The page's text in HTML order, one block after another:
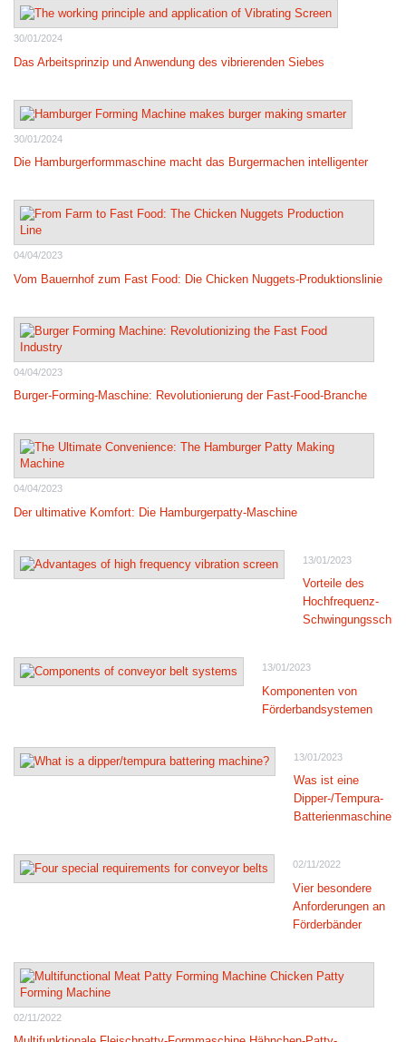
30/01/2024
Das Arbeitsprinzip und Anwendung des vibrierenden Siebes
30/01/2024
Die Hamburgerformmaschine macht das Burgermachen intelligenter
04/04/2023
Vom Bauernhof zum Fast Food: Die Chicken Nuggets-Produktionslinie
04/04/2023
Burger-Forming-Maschine: Revolutionierung der Fast-Food-Branche
04/04/2023
Der ultimative Komfort: Die Hamburgerpatty-Maschine
13/01/2023
Vorteile des
Hochfrequenz-
13/01/2023
Komponenten von
Förderbandsystemen
13/01/2023
Was ist eine
Dipper-/Tempura-
Batterienmaschine?
02/11/2022
Vier besondere
Anforderungen an
Förderbänder
02/11/2022